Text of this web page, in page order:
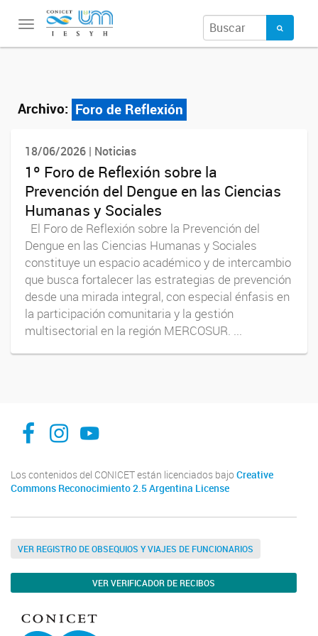
Toggle
Archivo: Foro de Reflexión
18/06/2026 | Noticias
1º Foro de Reflexión sobre la
Prevención del Dengue en las Ciencias
Humanas y Sociales
El Foro de Reflexión sobre la Prevención del
Dengue en las Ciencias Humanas y Sociales
constituye un espacio académico y de intercambio
que busca fortalecer las estrategias de prevención
desde una mirada integral, con especial énfasis en
la participación comunitaria y la gestión
multisectorial en la región MERCOSUR. ...
Instituto de Estudios Sociales y Humanos -IESyH-
iesyhInstituto de Estudios Sociales y Humanos IESyH
Los contenidos del CONICET están licenciados bajo Creative
Commons Reconocimiento 2.5 Argentina License
VER REGISTRO DE OBSEQUIOS Y VIAJES DE FUNCIONARIOS
VER VERIFICADOR DE RECIBOS